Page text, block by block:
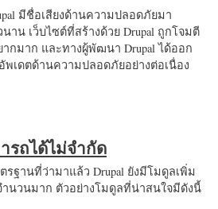
มีชื่อเสียงด้านความปลอดภัยมา
นาน เว็บไซต์ที่สร้างด้วย Drupal ถูกโจมตี
ากมาก และทางผู้พัฒนา Drupal ได้ออก
พเดตด้านความปลอดภัยอย่างต่อเนื่อง
รถได้ไม่จำกัด
ฐานที่ว่ามาแล้ว Drupal ยังมีโมดูลเพิ่ม
นวนมาก ตัวอย่างโมดูลที่น่าสนใจมีดังนี้